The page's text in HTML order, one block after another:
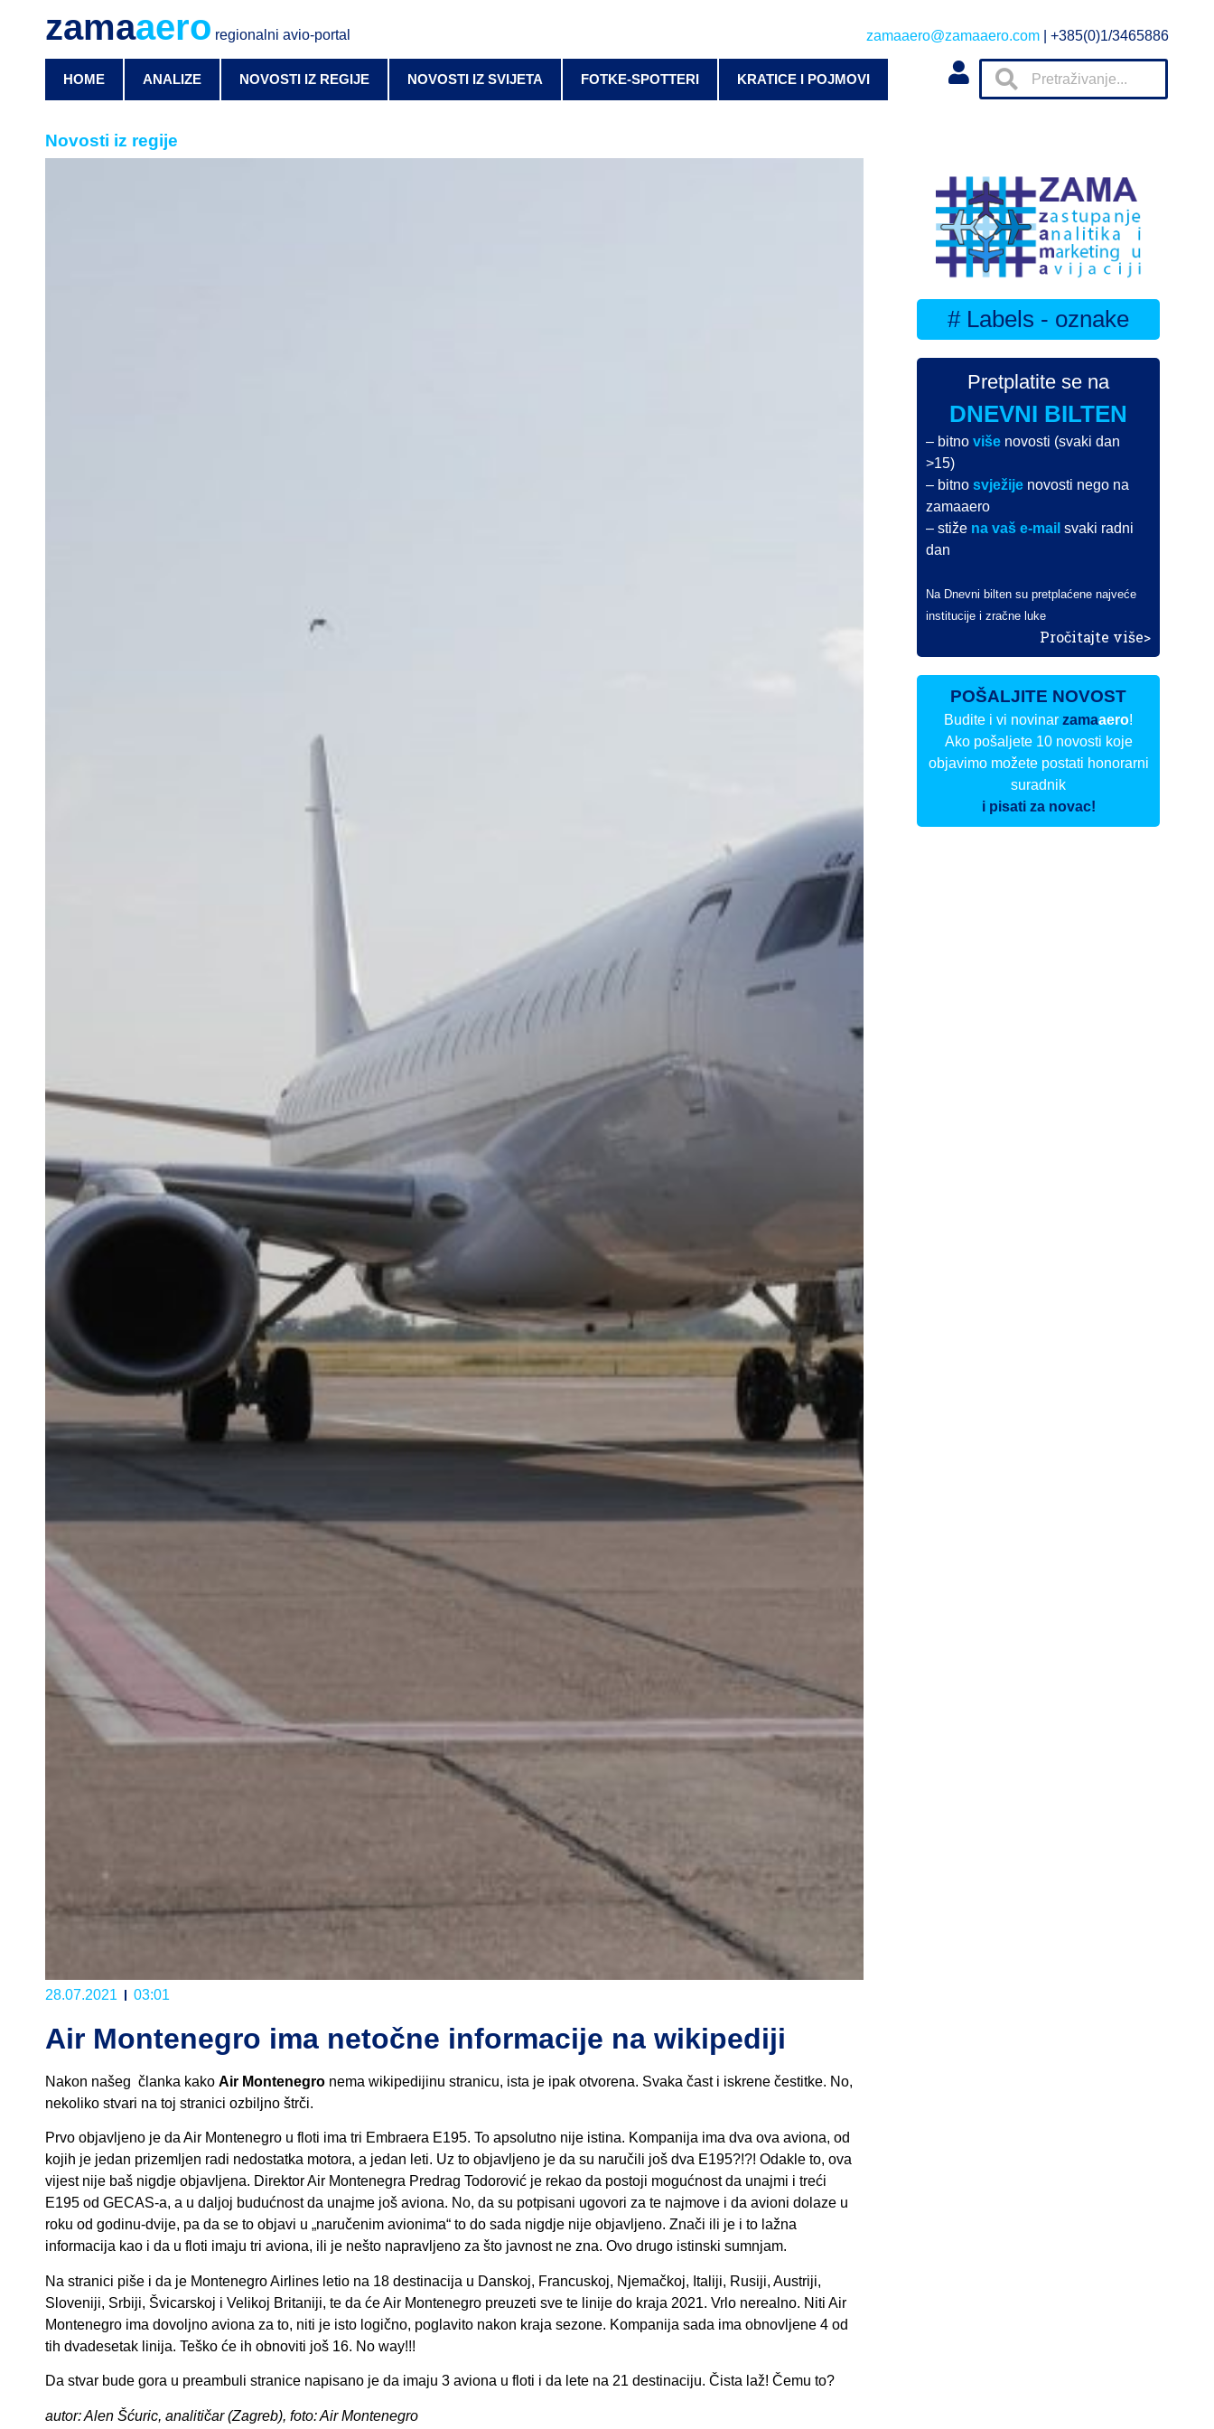
zamaaero regionalni avio-portal zamaaero@zamaaero.com | +385(0)1/3465886
HOME ANALIZE NOVOSTI IZ REGIJE NOVOSTI IZ SVIJETA FOTKE-SPOTTERI KRATICE I POJMOVI
Novosti iz regije
28.07.2021 03:01
Air Montenegro ima netočne informacije na wikipediji
Nakon našeg članka kako Air Montenegro nema wikipedijinu stranicu, ista je ipak otvorena. Svaka čast i iskrene čestitke. No,
nekoliko stvari na toj stranici ozbiljno štrči.
Prvo objavljeno je da Air Montenegro u floti ima tri Embraera E195. To apsolutno nije istina. Kompanija ima dva ova aviona, od
kojih je jedan prizemljen radi nedostatka motora, a jedan leti. Uz to objavljeno je da su naručili još dva E195?!?! Odakle to, ova
vijest nije baš nigdje objavljena. Direktor Air Montenegra Predrag Todorović je rekao da postoji mogućnost da unajmi i treći
E195 od GECAS-a, a u daljoj budućnost da unajme još aviona. No, da su potpisani ugovori za te najmove i da avioni dolaze u
roku od godinu-dvije, pa da se to objavi u „naručenim avionima“ to do sada nigdje nije objavljeno. Znači ili je i to lažna
informacija kao i da u floti imaju tri aviona, ili je nešto napravljeno za što javnost ne zna. Ovo drugo istinski sumnjam.
Na stranici piše i da je Montenegro Airlines letio na 18 destinacija u Danskoj, Francuskoj, Njemačkoj, Italiji, Rusiji, Austriji,
Sloveniji, Srbiji, Švicarskoj i Velikoj Britaniji, te da će Air Montenegro preuzeti sve te linije do kraja 2021. Vrlo nerealno. Niti Air
Montenegro ima dovoljno aviona za to, niti je isto logično, poglavito nakon kraja sezone. Kompanija sada ima obnovljene 4 od
tih dvadesetak linija. Teško će ih obnoviti još 16. No way!!!
Da stvar bude gora u preambuli stranice napisano je da imaju 3 aviona u floti i da lete na 21 destinaciju. Čista laž! Čemu to?
autor: Alen Šćuric, analitičar (Zagreb), foto: Air Montenegro
# Labels - oznake
Pretplatite se na
DNEVNI BILTEN
– bitnoviše novosti (svaki dan
>15)
– bitnosvježije novosti nego na
zamaaero
– stiže na vaš e-mail svaki radni
dan
Na Dnevni bilten su pretplaćene najveće
institucije i zračne luke
Pročitajte više>
POŠALJITE NOVOST
Budite i vi novinarzamaaero!
Ako pošaljete 10 novosti koje
objavimo možete postati honorarni
suradnik
i pisati za novac!